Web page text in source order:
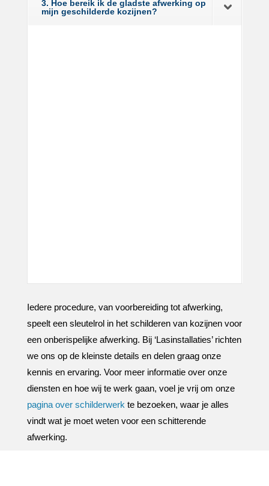
3. Hoe bereik ik de gladste afwerking op
mijn geschilderde kozijnen?
Iedere procedure, van voorbereiding tot afwerking,
speelt een sleutelrol in het schilderen van kozijnen voor
een onberispelijke afwerking.​ Bij ‘Lasinstallaties’ richten
we ons op de kleinste details en delen graag onze
kennis en ervaring.​ Voor meer informatie over onze
diensten en hoe wij te werk gaan, voel je vrij om onze
pagina over schilderwerk te bezoeken, waar je alles
vindt wat je moet weten voor een schitterende
afwerking.​